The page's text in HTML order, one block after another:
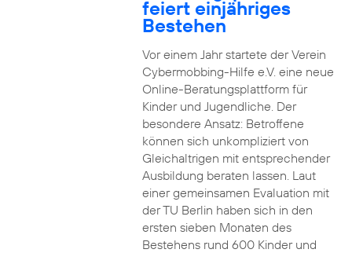
feiert einjähriges
Bestehen
Vor einem Jahr startete der Verein
Cybermobbing-Hilfe e.V. eine neue
Online-Beratungsplattform für
Kinder und Jugendliche. Der
besondere Ansatz: Betroffene
können sich unkompliziert von
Gleichaltrigen mit entsprechender
Ausbildung beraten lassen. Laut
einer gemeinsamen Evaluation mit
der TU Berlin haben sich in den
ersten sieben Monaten des
Bestehens rund 600 Kinder und